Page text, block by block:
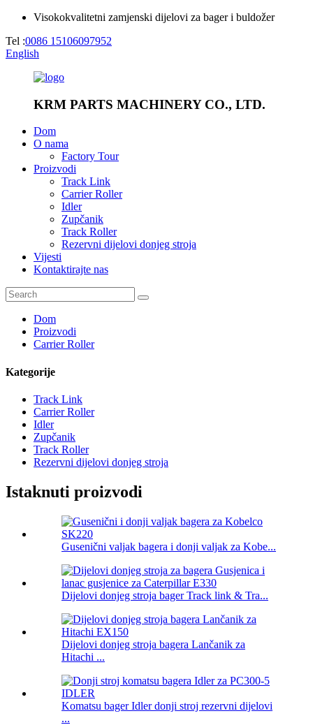
Visokokvalitetni zamjenski dijelovi za bager i buldožer
Tel :0086 15106097952
English
KRM PARTS MACHINERY CO., LTD.
Dom
O nama
Factory Tour
Proizvodi
Track Link
Carrier Roller
Idler
Zupčanik
Track Roller
Rezervni dijelovi donjeg stroja
Vijesti
Kontaktirajte nas
Dom
Proizvodi
Carrier Roller
Kategorije
Track Link
Carrier Roller
Idler
Zupčanik
Track Roller
Rezervni dijelovi donjeg stroja
Istaknuti proizvodi
Gusenični valjak bagera i donji valjak za Kobe...
Dijelovi donjeg stroja bager Track link & Tra...
Dijelovi donjeg stroja bagera Lančanik za
Hitachi ...
Komatsu bager Idler donji stroj rezervni dijelovi
...